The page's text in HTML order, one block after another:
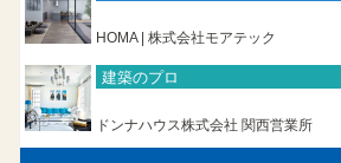
HOMA | 株式会社モアテック
建築のプロ
ドンナハウス株式会社 関西営業所